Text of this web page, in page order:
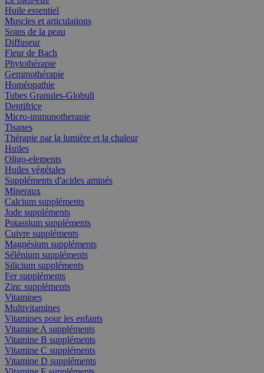
Huile essentiel
Muscles et articulations
Soins de la peau
Diffuseur
Fleur de Bach
Phytothérapie
Gemmothérapie
Homéopathie
Tubes Granules-Globuli
Dentifrice
Micro-immunotherapie
Tisanes
Thérapie par la lumière et la chaleur
Huiles
Oligo-elements
Huiles végétales
Suppléments d'acides aminés
Mineraux
Calcium suppléments
Jode suppléments
Potassium suppléments
Cuivre suppléments
Magnésium suppléments
Sélénium suppléments
Silicium suppléments
Fer suppléments
Zinc suppléments
Vitamines
Multivitamines
Vitamines pour les enfants
Vitamine A suppléments
Vitamine B suppléments
Vitamine C suppléments
Vitamine D suppléments